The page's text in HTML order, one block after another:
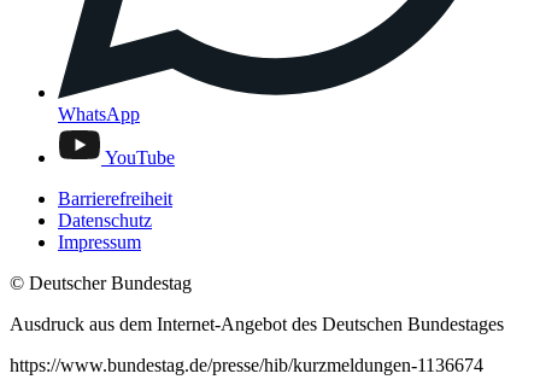
WhatsApp
YouTube
Barrierefreiheit
Datenschutz
Impressum
© Deutscher Bundestag
Ausdruck aus dem Internet-Angebot des Deutschen Bundestages
https://www.bundestag.de/presse/hib/kurzmeldungen-1136674